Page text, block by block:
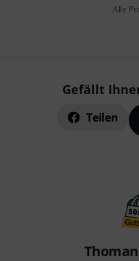
Alle
Gefällt
Teilen